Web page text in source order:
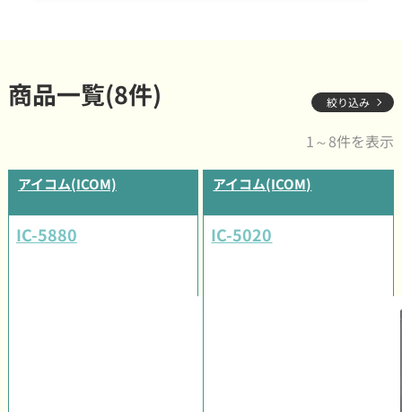
商品一覧(8件) 絞り込み
1～8件を表示
アイコム(ICOM)
IC-5880
アイコム(ICOM)
IC-5020